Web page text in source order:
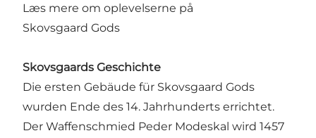
Læs mere om oplevelserne på
Skovsgaard Gods
Skovsgaards Geschichte
Die ersten Gebäude für Skovsgaard Gods
wurden Ende des 14. Jahrhunderts errichtet.
Der Waffenschmied Peder Modeskal wird 1457